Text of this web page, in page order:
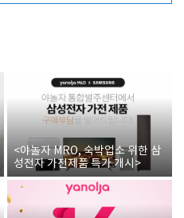
<야놀자 MRO, 숙박업소 위한 삼
성전자 가전제품 특가 개시>